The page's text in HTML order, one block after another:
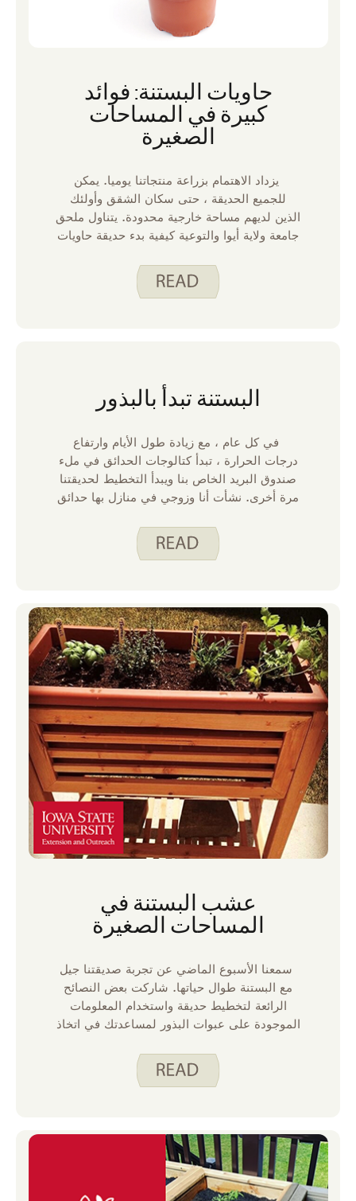
حاويات البستنة: فوائد
كبيرة في المساحات
الصغيرة
يزداد الاهتمام بزراعة منتجاتنا يوميا. يمكن
للجميع الحديقة ، حتى سكان الشقق وأولئك
الذين لديهم مساحة خارجية محدودة. يتناول ملحق
جامعة ولاية أيوا والتوعية كيفية بدء حديقة حاويات
البستنة تبدأ بالبذور
في كل عام ، مع زيادة طول الأيام وارتفاع
درجات الحرارة ، تبدأ كتالوجات الحدائق في ملء
صندوق البريد الخاص بنا ويبدأ التخطيط لحديقتنا
مرة أخرى. نشأت أنا وزوجي في منازل بها حدائق
منفصلة وباعت عائلتي الذرة الحلوة والطماطم
في مزرعتنا. أتذكر أن أبي كان يضع التسجيل في
لقضاء عطلة صيفية قبل بدء المدرسة مباشرة.
كما قد تتخيل ، لقد استمتعت أنا وزوجي
بالتخطيط والغرس والحصاد لحديقة الخضروات
الخاصة بنا على مر السنين. لقد تغير ما نزرعه
وحجم حديقتنا على مر السنين ، كما يملي موسم
حياتنا. في بعض السنوات ، لم يسمح جدولنا
الزمني لفصل الصيف بوقت للبستنة ، كما تغير ما
نزرعه مع تغير اهتمامنا ببعض الخضروات.
عشب البستنة في
المساحات الصغيرة
سمعنا الأسبوع الماضي عن تجربة صديقتنا جيل
مع البستنة طوال حياتها. شاركت بعض النصائح
الرائعة لتخطيط حديقة واستخدام المعلومات
الموجودة على عبوات البذور لمساعدتك في اتخاذ
أعيش في منزل صغير وليس لدي أرض أحرثها
وأزرع حديقة. ما زلت أحب زراعة بعض الطعام ،